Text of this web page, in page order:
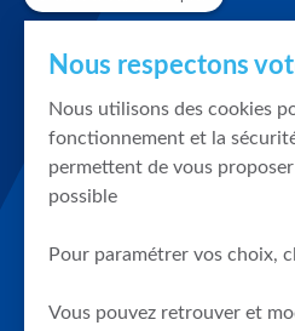
Nous respectons
Nous utilisons des cookies
fonctionnement et la
permettent de vous
possible
Pour paramétrer vos choix,
Vous pouvez retrouver et